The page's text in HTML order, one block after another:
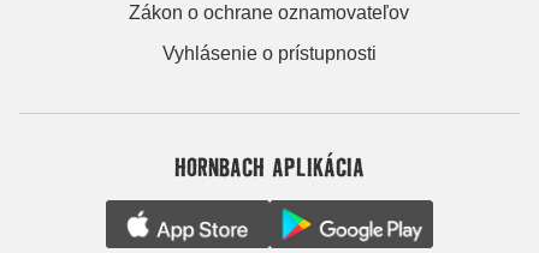
Zákon o ochrane oznamovateľov
Vyhlásenie o prístupnosti
HORNBACH APLIKÁCIA